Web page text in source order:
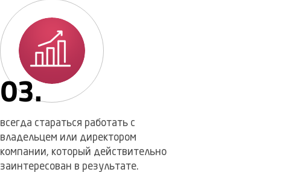
03.
всегда стараться работать с
владельцем или директором
компании, который действительно
заинтересован в результате.